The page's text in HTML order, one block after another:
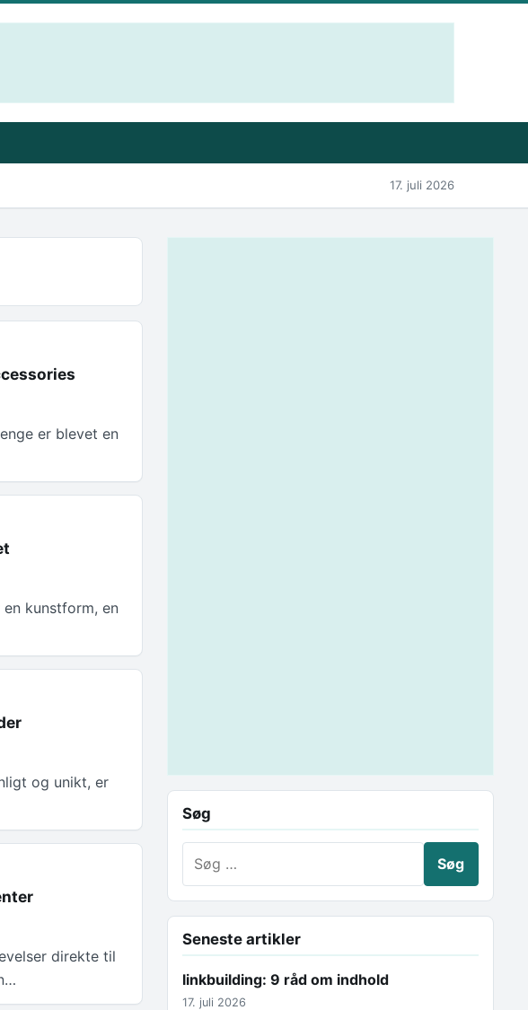
17. juli 2026
er blevet en
kunstform, en
og unikt, er
direkte til
Søg
Seneste artikler
linkbuilding: 9 råd om indhold
17. juli 2026